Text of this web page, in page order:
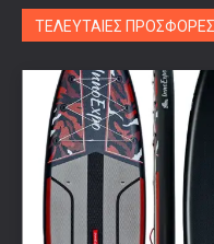
ΤΕΛΕΥΤΑΙΕΣ ΠΡΟΣΦΟΡΕΣ